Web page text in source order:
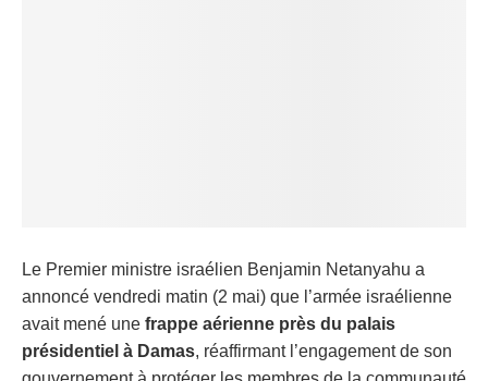
Le Premier ministre israélien Benjamin Netanyahu a
annoncé vendredi matin (2 mai) que l’armée israélienne
avait mené une frappe aérienne près du palais
présidentiel à Damas, réaffirmant l’engagement de son